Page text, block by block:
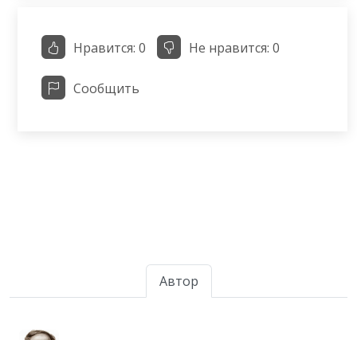
Нравится: 0 Не нравится: 0
Сообщить
Автор